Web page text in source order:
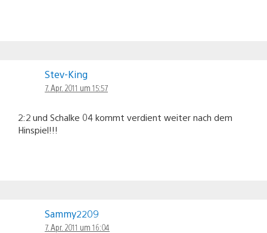
Stev-King
7. Apr. 2011 um 15:57
2:2 und Schalke 04 kommt verdient weiter nach dem
Hinspiel!!!
Sammy2209
7. Apr. 2011 um 16:04